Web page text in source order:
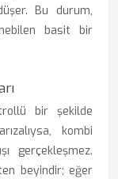
Bu durum,
basit bir
bir şekilde
kombi
gerçekleşmez.
beyindir; eğer